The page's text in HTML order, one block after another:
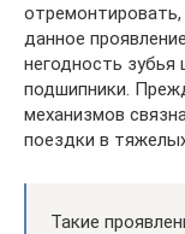
отремонтировать,
данное
негодность
подшипники.
механизмов
поездки в
Такие